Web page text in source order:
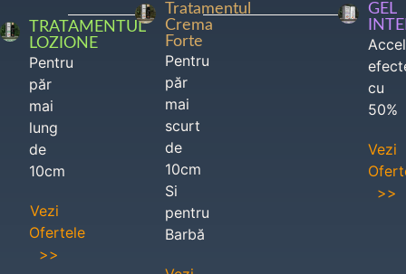
TRATAMENTUL
LOZIONE
Pentru
păr
mai
lung
de
10cm
Vezi
Ofertele
>>
Tratamentul
Crema
Forte
Pentru
păr
mai
scurt
de
10cm
Si
pentru
Barbă
GEL
cu
50%
Vezi
>>